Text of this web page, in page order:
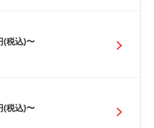
(税込)〜
(税込)〜